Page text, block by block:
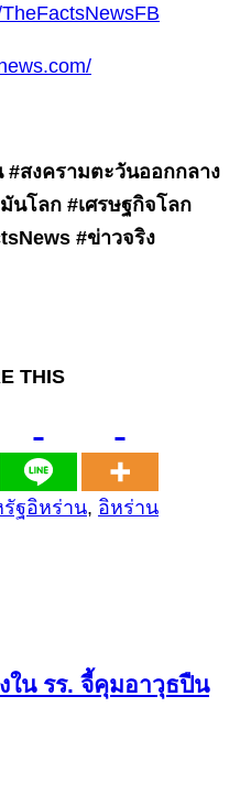
สงครามตะวันออกกลาง
นโลก #เศรษฐกิจโลก
#ข่าวจริง
THIS
รัฐอิหร่าน, อิหร่าน
ใน รร. จี้คุมอาวุธปืน